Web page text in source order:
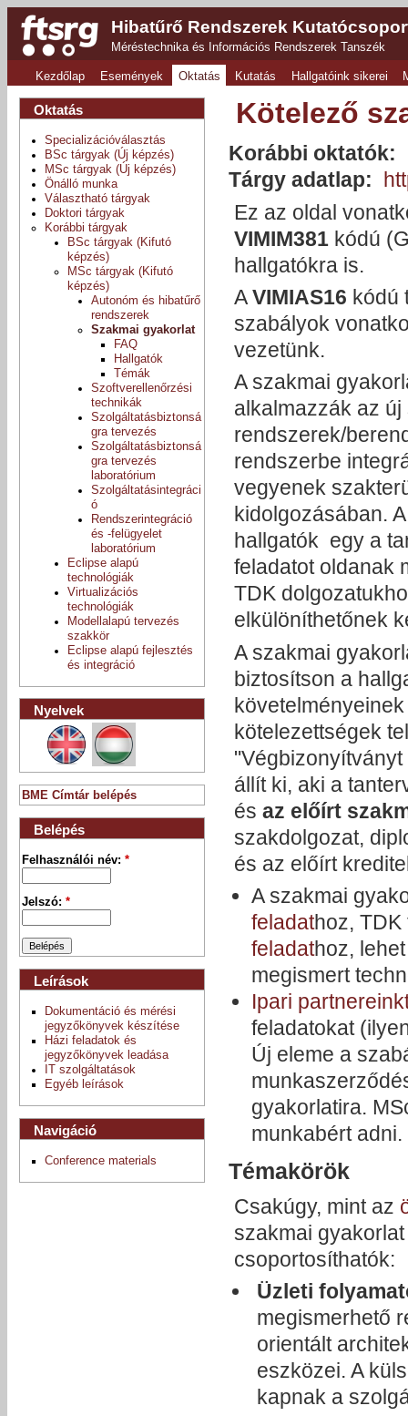
Hibatűrő Rendszerek
Méréstechnika és Információs Rendszerek Tanszék
Kezdőlap Események Oktatás Kutatás Hallgatóink sikerei
Kötelező
Korábbi oktatók:
Tárgy adatlap:
Ez az oldal
VIMIM381kódú
hallgatókra is.
AVIMIAS16 kódú
szabályok
vezetünk.
A szakmai
alkalmazzák az
rendszerek/
rendszerbe
vegyenek
kidolgozásában.
hallgatók egy a
feladatot oldanak
TDK
elkülöníthetőnek
A szakmai
biztosítson a
kötelezettségek
állít ki, aki a
és az előírt
szakdolgozat,
és az előírt
A szakmai
feladathoz,
feladathoz,
megismert
Ipari
feladatokat
Új eleme a
gyakorlatira.
munkabért adni.
Témakörök
Csakúgy, mint az
szakmai
csoportosíthatók:
Üzleti
megismerhető
orientált
eszközei. A
kapnak a
Oktatás
Specializációválasztás
BSc tárgyak (Új képzés)
MSc tárgyak (Új képzés)
Önálló munka
Választható tárgyak
Doktori tárgyak
Korábbi tárgyak
BSc tárgyak (Kifutó
képzés)
MSc tárgyak (Kifutó
képzés)
Autonóm és hibatűrő
rendszerek
Szakmai gyakorlat
FAQ
Hallgatók
Témák
Szoftverellenőrzési
technikák
Szolgáltatásbiztonsá
gra tervezés
Szolgáltatásbiztonsá
gra tervezés
laboratórium
Szolgáltatásintegráci
ó
Rendszerintegráció
és -felügyelet
laboratórium
Eclipse alapú
technológiák
Virtualizációs
technológiák
Modellalapú tervezés
szakkör
Eclipse alapú fejlesztés
és integráció
Nyelvek
BME Címtár belépés
Belépés
Felhasználói név:*
Jelszó:*
Leírások
Dokumentáció és mérési
jegyzőkönyvek készítése
Házi feladatok és
jegyzőkönyvek leadása
IT szolgáltatások
Egyéb leírások
Navigáció
Conference materials